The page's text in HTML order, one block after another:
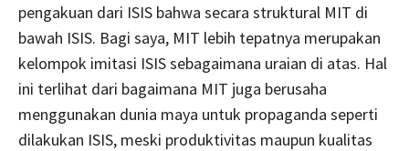
pengakuan dari ISIS bahwa secara struktural MIT di
bawah ISIS. Bagi saya, MIT lebih tepatnya merupakan
kelompok imitasi ISIS sebagaimana uraian di atas. Hal
ini terlihat dari bagaimana MIT juga berusaha
menggunakan dunia maya untuk propaganda seperti
dilakukan ISIS, meski produktivitas maupun kualitas